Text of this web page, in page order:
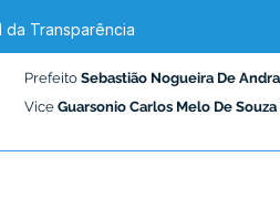
da Transparência
Prefeito Sebastião Nogueira De
Vice Guarsonio Carlos Melo De Souza